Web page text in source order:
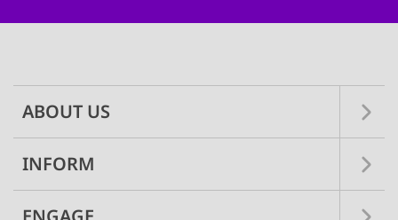
ABOUT US
INFORM